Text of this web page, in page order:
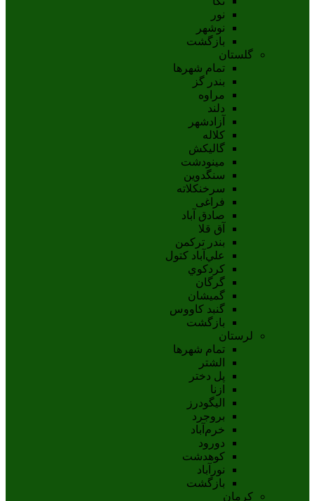
نور
نوشهر
بازگشت
گلستان
تمام شهر‌ها
بندر گز
مراوه
دلند
آزادشهر
کلاله
گالیکش
مینودشت
سنگدوین
سرخنکلاته
فراغی
صادق آباد
آق قلا
بندر ترکمن
علي‌آباد کتول
کردکوي
گرگان
گميشان
گنبد کاووس
بازگشت
لرستان
تمام شهر‌ها
الشتر
پل دختر
ازنا
اليگودرز
بروجرد
خرم‌آباد
دورود
کوهدشت
نورآباد
بازگشت
کرمان